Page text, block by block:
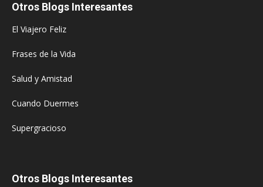
Otros Blogs Interesantes
El Viajero Feliz
Frases de la Vida
Salud y Amistad
Cuando Duermes
Supergracioso
Otros Blogs Interesantes